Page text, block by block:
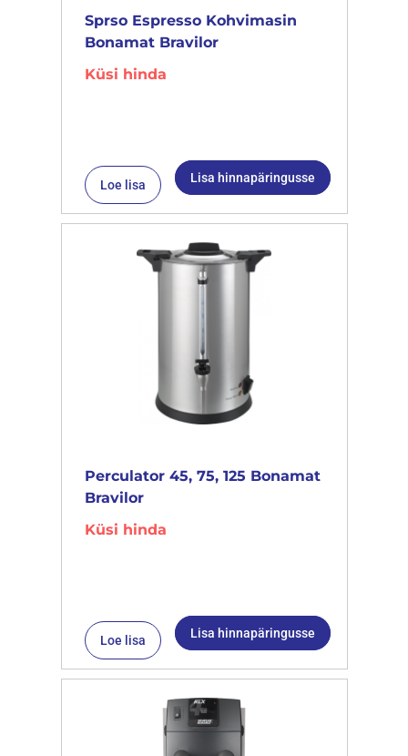
Sprso Espresso Kohvimasin
Bonamat Bravilor
Küsi hinda
Loe lisa Lisa hinnapäringusse
Perculator 45, 75, 125 Bonamat
Bravilor
Küsi hinda
Loe lisa Lisa hinnapäringusse